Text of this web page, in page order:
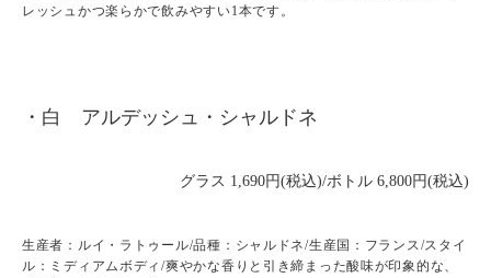
レッシュかつ楽らかで飲みやすい1本です。
・白 アルデッシュ・シャルドネ
グラス 1,690円(税込)/ボトル 6,800円(税込)
生産者：ルイ・ラトゥール/品種：シャルドネ/生産国：フランス/スタイ
ル：ミディアムボディ/爽やかな香りと引き締まった酸味が印象的な、